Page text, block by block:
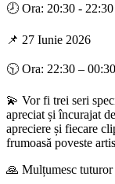
🕗 Ora: 20:30 - 22:30
📌 27 Iunie 2026
🕥 Ora: 22:30 – 00:30
💫 Vor fi trei seri
apreciat și încurajat
apreciere și fiecare
frumoasă poveste
🙏 Mulțumesc tuturor